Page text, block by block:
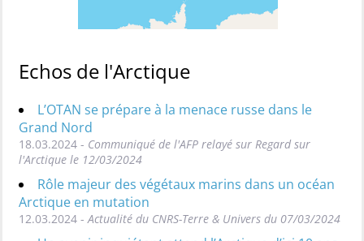
Echos de l'Arctique
L’OTAN se prépare à la menace russe dans le
Grand Nord
18.03.2024 - Communiqué de l'AFP relayé sur Regard sur
l'Arctique le 12/03/2024
Rôle majeur des végétaux marins dans un océan
Arctique en mutation
12.03.2024 - Actualité du CNRS-Terre & Univers du 07/03/2024